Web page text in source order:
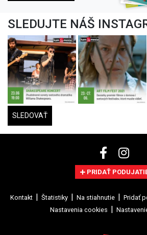
SLEDUJTE NÁŠ
SLEDOVAŤ
PRIDAŤ
Kontakt Štatistiky Na stiahnutie Pridať
Nastavenia cookies